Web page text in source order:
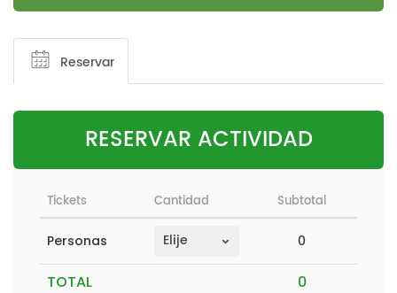
Reservar
RESERVAR ACTIVIDAD
Tickets Cantidad Subtotal
TOTAL
Personas 0